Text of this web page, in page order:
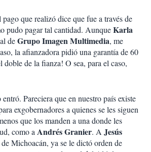
que realizó dice que fue a través de
pudo pagar tal cantidad. AunqueKarla
deGrupoImagenMultimedia, me
la afianzadora pidió una garantía de 60
doble de la fianza! O sea, para el caso,
Pareciera que en nuestro país existe
exgobernadores a quienes se les siguen
que los manden a una donde les
como a AndrésGranier. A Jesús
Michoacán, ya se le dictó orden de